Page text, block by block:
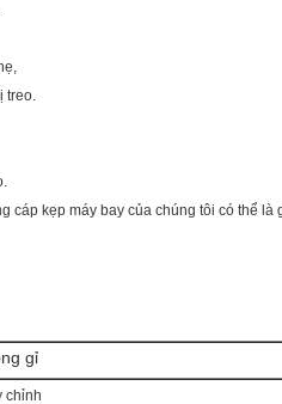
treo.
cáp kẹp máy bay của chúng tôi có thể là
gỉ
chỉnh